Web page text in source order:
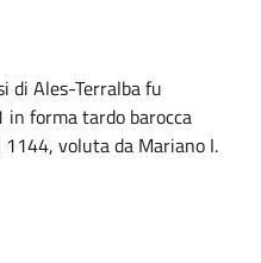
di Ales-Terralba fu
forma tardo barocca
voluta da Mariano I.